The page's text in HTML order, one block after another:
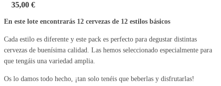
35,00 €
En este lote encontrarás 12 cervezas de 12 estilos básicos
Cada estilo es diferente y este pack es perfecto para degustar distintas
cervezas de buenísima calidad. Las hemos seleccionado especialmente para
que tengáis una variedad amplia.
Os lo damos todo hecho, ¡tan solo tenéis que beberlas y disfrutarlas!